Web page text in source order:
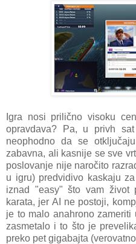
Igra nosi prilično visoku
opravdava? Pa, u privh
neophodno da se
zabavna, ali kasnije se sve
poslovanje nije naročito
u igru) predvidivo kaskaju
iznad "easy" što vam život
karata, jer AI ne postoji,
je to malo anahrono
zasmetalo i to što je
preko pet gigabajta